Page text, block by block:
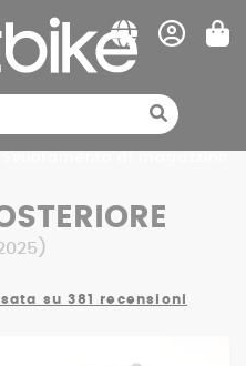
su 381 recensioni